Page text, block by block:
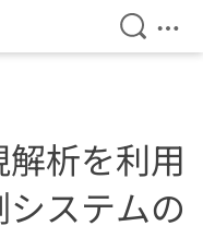
検索を
メ
析を利用
ステムの